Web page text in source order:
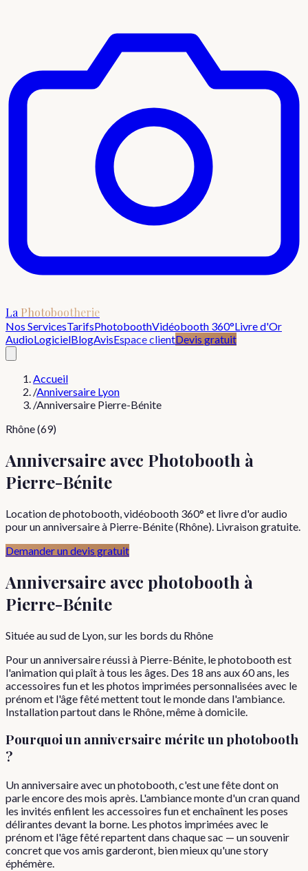
La Photobootherie
Nos ServicesTarifsPhotoboothVidéobooth 360°Livre d'Or
AudioLogicielBlogAvisEspace clientDevis gratuit
Accueil
/Anniversaire Lyon
/Anniversaire Pierre-Bénite
Rhône (69)
Anniversaire avec Photobooth à
Pierre-Bénite
Location de photobooth, vidéobooth 360° et livre d'or audio
pour un anniversaire à Pierre-Bénite (Rhône). Livraison gratuite.
Demander un devis gratuit
Anniversaire avec photobooth à
Pierre-Bénite
Située au sud de Lyon, sur les bords du Rhône
Pour un anniversaire réussi à Pierre-Bénite, le photobooth est
l'animation qui plaît à tous les âges. Des 18 ans aux 60 ans, les
accessoires fun et les photos imprimées personnalisées avec le
prénom et l'âge fêté mettent tout le monde dans l'ambiance.
Installation partout dans le Rhône, même à domicile.
Pourquoiun anniversaire mérite un photobooth
?
Un anniversaire avec un photobooth, c'est une fête dont on
parle encore des mois après. L'ambiance monte d'un cran quand
les invités enfilent les accessoires fun et enchaînent les poses
délirantes devant la borne. Les photos imprimées avec le
prénom et l'âge fêté repartent dans chaque sac — un souvenir
concret que vos amis garderont, bien mieux qu'une story
éphémère.